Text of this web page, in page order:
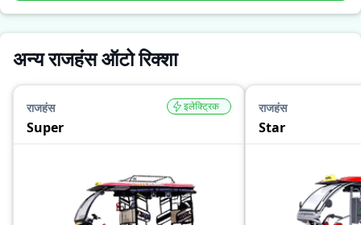
अन्य राजहंस ऑटो रिक्शा
राजहंस
Super
इलेक्ट्रिक राजहंस
Star